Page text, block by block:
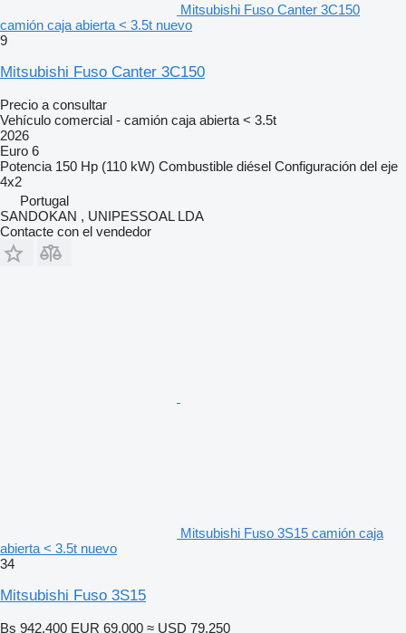
Mitsubishi Fuso Canter 3C150
camión caja abierta < 3.5t nuevo
9
Mitsubishi Fuso Canter 3C150
Precio a consultar
Vehículo comercial - camión caja abierta < 3.5t
2026
Euro 6
Potencia 150 Hp (110 kW) Combustible diésel Configuración del eje
4x2
Portugal
SANDOKAN , UNIPESSOAL LDA
Contacte con el vendedor
Mitsubishi Fuso 3S15 camión caja
abierta < 3.5t nuevo
34
Mitsubishi Fuso 3S15
Bs 942.400 EUR 69.000 ≈ USD 79.250